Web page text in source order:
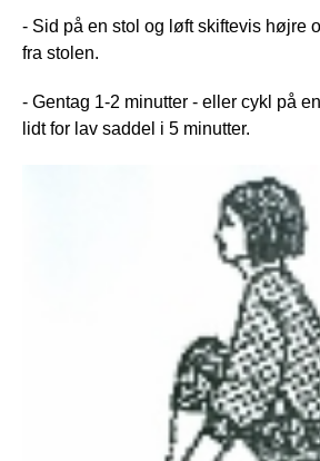
- Sid på en stol og løft skiftevis højre
fra stolen.
- Gentag 1-2 minutter - eller cykl på
lidt for lav saddel i 5 minutter.